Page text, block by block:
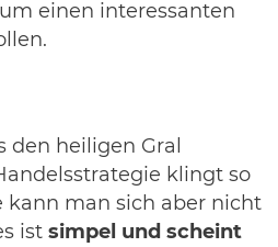
einen interessanten
den heiligen Gral
klingt so
kann man sich aber nicht
ist simpel und scheint